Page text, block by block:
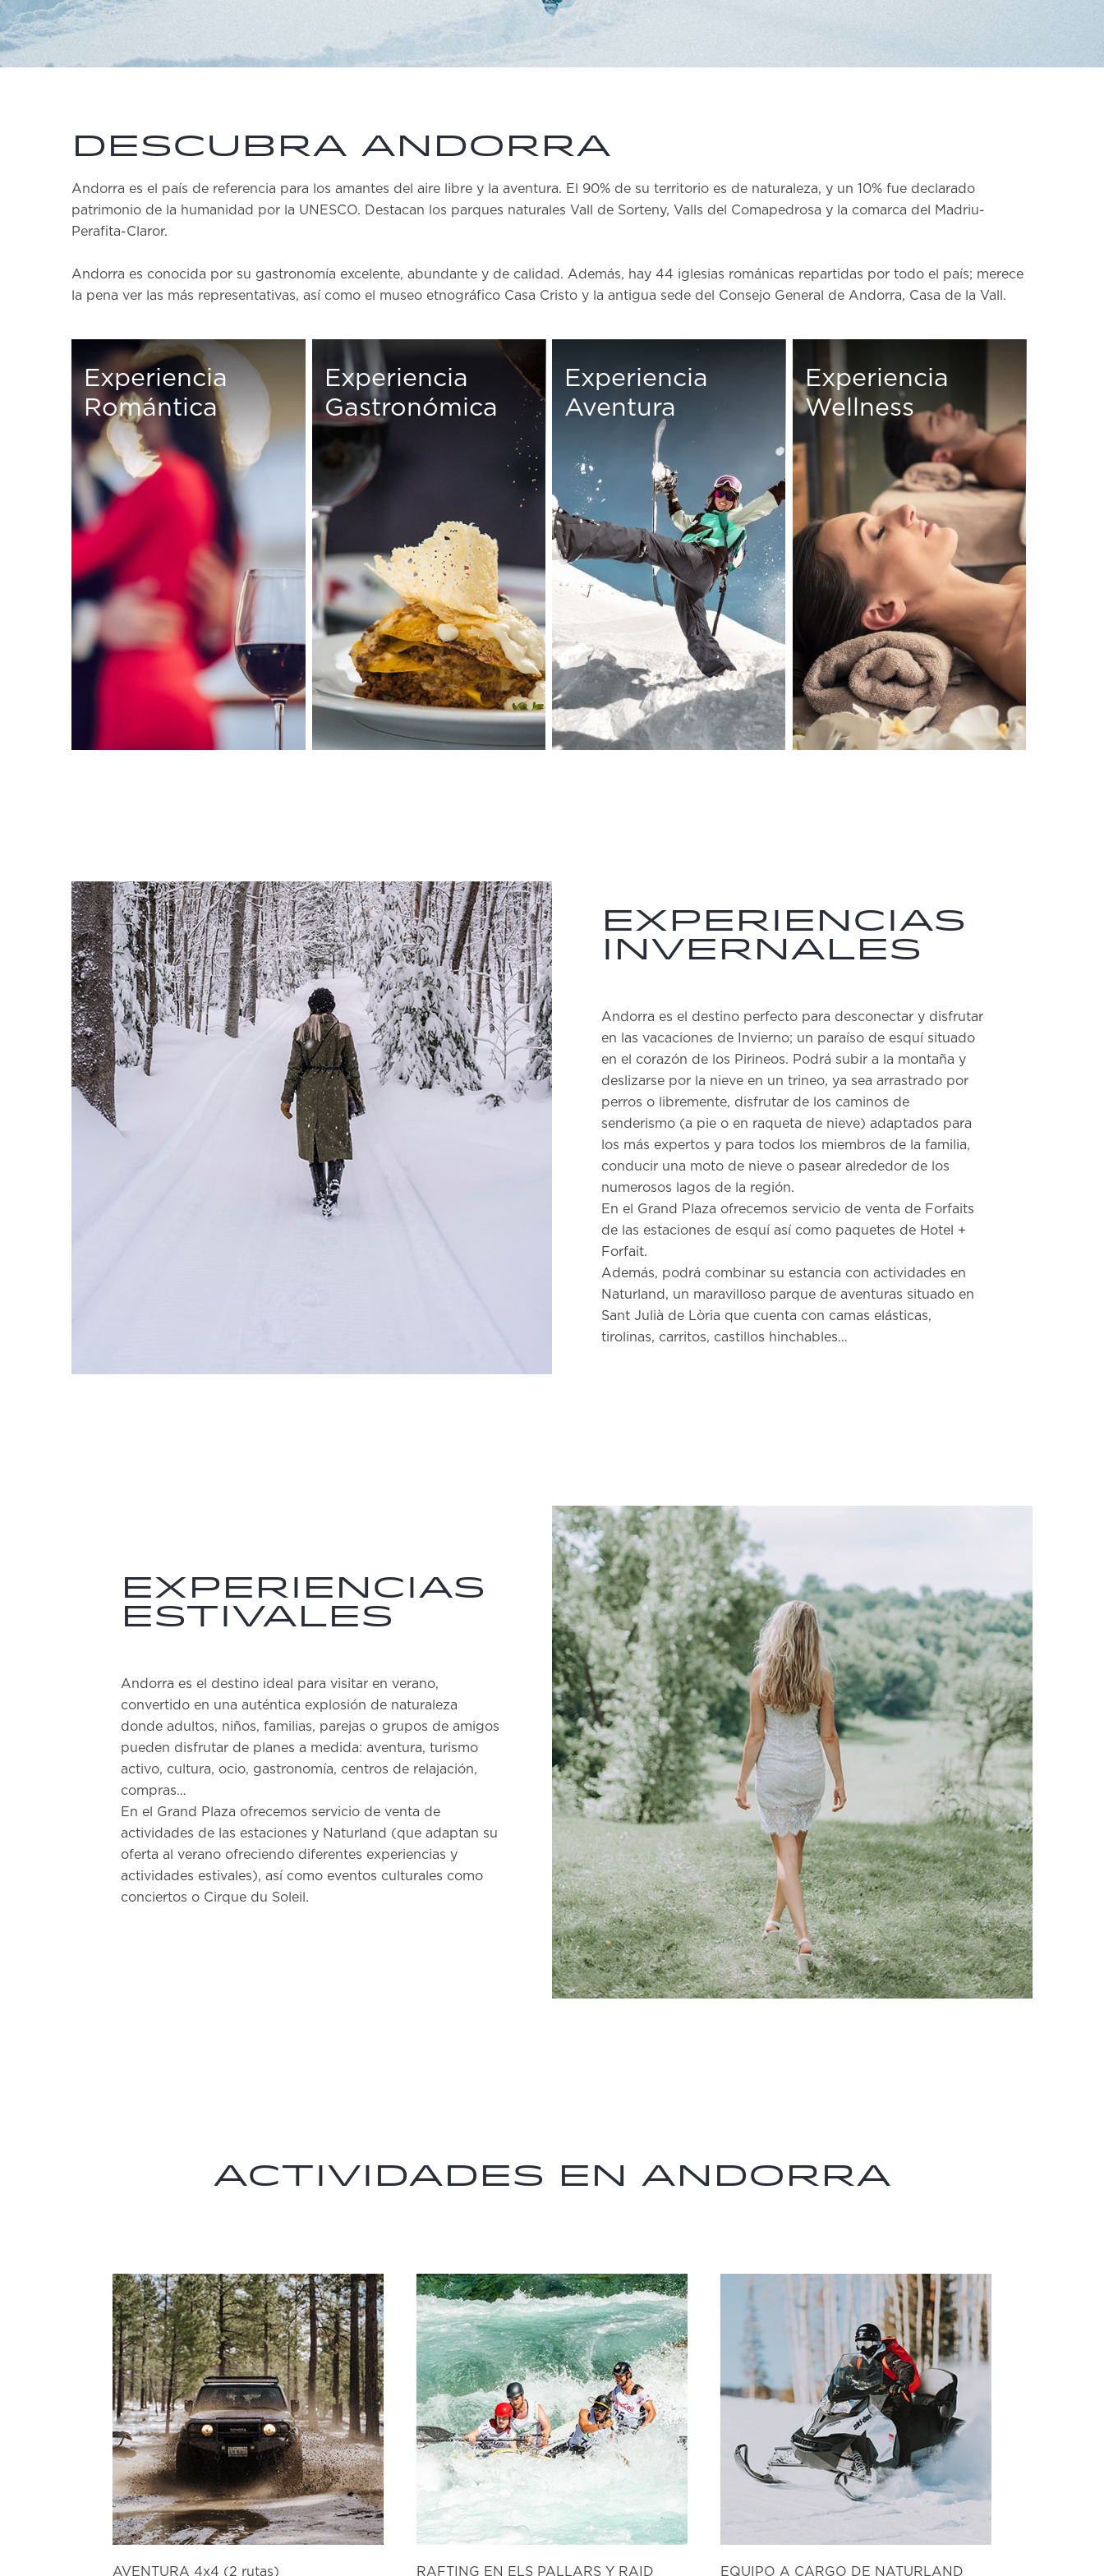
Descubra Andorra
Andorra es el país de referencia para los amantes del aire libre y la aventura. El 90% de su territorio es de naturaleza, y un 10% fue declarado
patrimonio de la humanidad por la UNESCO. Destacan los parques naturales Vall de Sorteny, Valls del Comapedrosa y la comarca del Madriu-
Perafita-Claror.
Andorra es conocida por su gastronomía excelente, abundante y de calidad. Además, hay 44 iglesias románicas repartidas por todo el país; merece
la pena ver las más representativas, así como el museo etnográfico Casa Cristo y la antigua sede del Consejo General de Andorra, Casa de la Vall.
Experiencia
Romántica
Experiencia
Gastronómica
Experiencia
Aventura
Experiencia
Wellness
Experiencias
invernales
Andorra es el destino perfecto para desconectar y disfrutar
en las vacaciones de Invierno; un paraíso de esquí situado
en el corazón de los Pirineos. Podrá subir a la montaña y
deslizarse por la nieve en un trineo, ya sea arrastrado por
perros o libremente, disfrutar de los caminos de
senderismo (a pie o en raqueta de nieve) adaptados para
los más expertos y para todos los miembros de la familia,
conducir una moto de nieve o pasear alrededor de los
numerosos lagos de la región.
En el Grand Plaza ofrecemos servicio de venta de Forfaits
de las estaciones de esquí así como paquetes de Hotel +
Forfait.
Además, podrá combinar su estancia con actividades en
Naturland, un maravilloso parque de aventuras situado en
Sant Julià de Lòria que cuenta con camas elásticas,
tirolinas, carritos, castillos hinchables…
Experiencias
estivales
Andorra es el destino ideal para visitar en verano,
convertido en una auténtica explosión de naturaleza
donde adultos, niños, familias, parejas o grupos de amigos
pueden disfrutar de planes a medida: aventura, turismo
activo, cultura, ocio, gastronomía, centros de relajación,
compras…
En el Grand Plaza ofrecemos servicio de venta de
actividades de las estaciones y Naturland (que adaptan su
oferta al verano ofreciendo diferentes experiencias y
actividades estivales), así como eventos culturales como
conciertos o Cirque du Soleil.
Actividades en Andorra
AVENTURA 4x4 (2 rutas) RAFTING EN ELS PALLARS Y RAID EQUIPO A CARGO DE NATURLAND